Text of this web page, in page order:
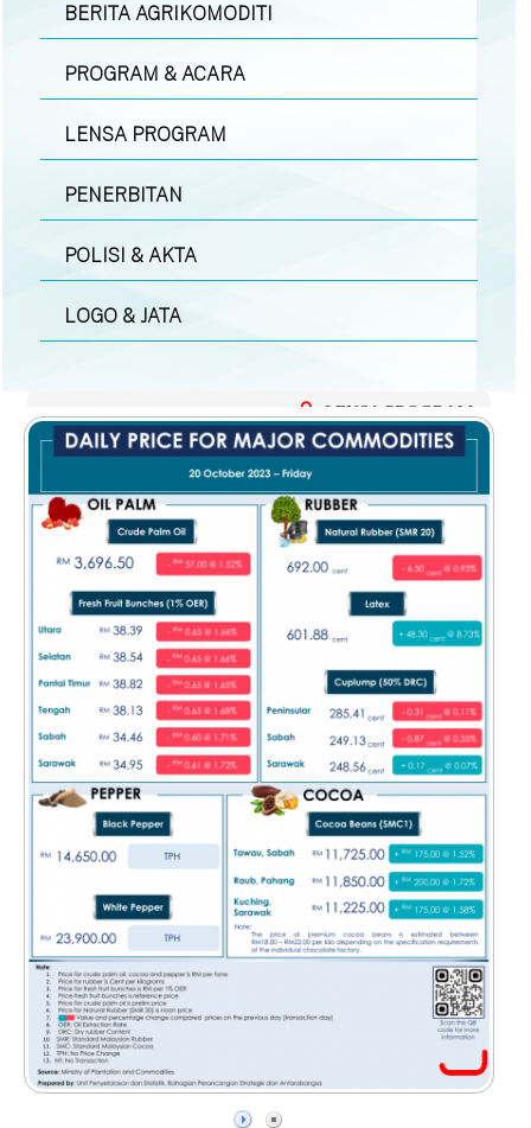
BERITA AGRIKOMODITI
PROGRAM & ACARA
LENSA PROGRAM
PENERBITAN
POLISI & AKTA
LOGO & JATA
LENSA PROGRAM